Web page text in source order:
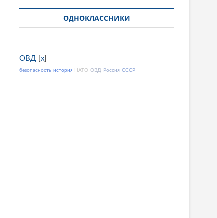
ОДНОКЛАССНИКИ
ОВД x
безопасность история НАТО ОВД Россия СССР